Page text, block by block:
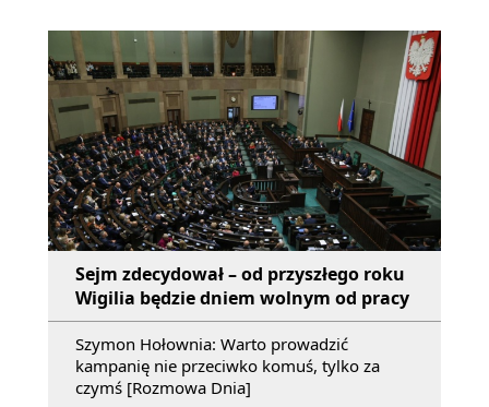
Sejm zdecydował – od przyszłego roku
Wigilia będzie dniem wolnym od pracy
Szymon Hołownia: Warto prowadzić
kampanię nie przeciwko komuś, tylko za
czymś [Rozmowa Dnia]